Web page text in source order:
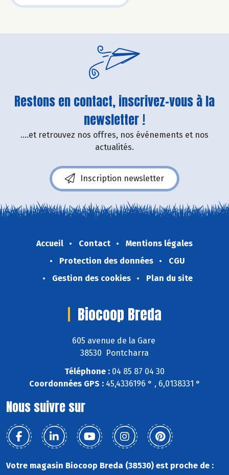
Restons en contact, inscrivez-vous à la
newsletter !
....et retrouvez nos offres, nos événements et nos
actualités.
Inscription newsletter
Accueil Contact
Mentions légales
Protection des données
CGU
Gestion des cookies
Plan du site
Biocoop Breda
605 avenue de la Gare
38530 Pontcharra
Téléphone : 04 85 87 04 30
Coordonnées GPS :45,4336196 ° , 6,0138331 °
Nous suivre sur
Votre magasin Biocoop Breda (38530) est proche de :